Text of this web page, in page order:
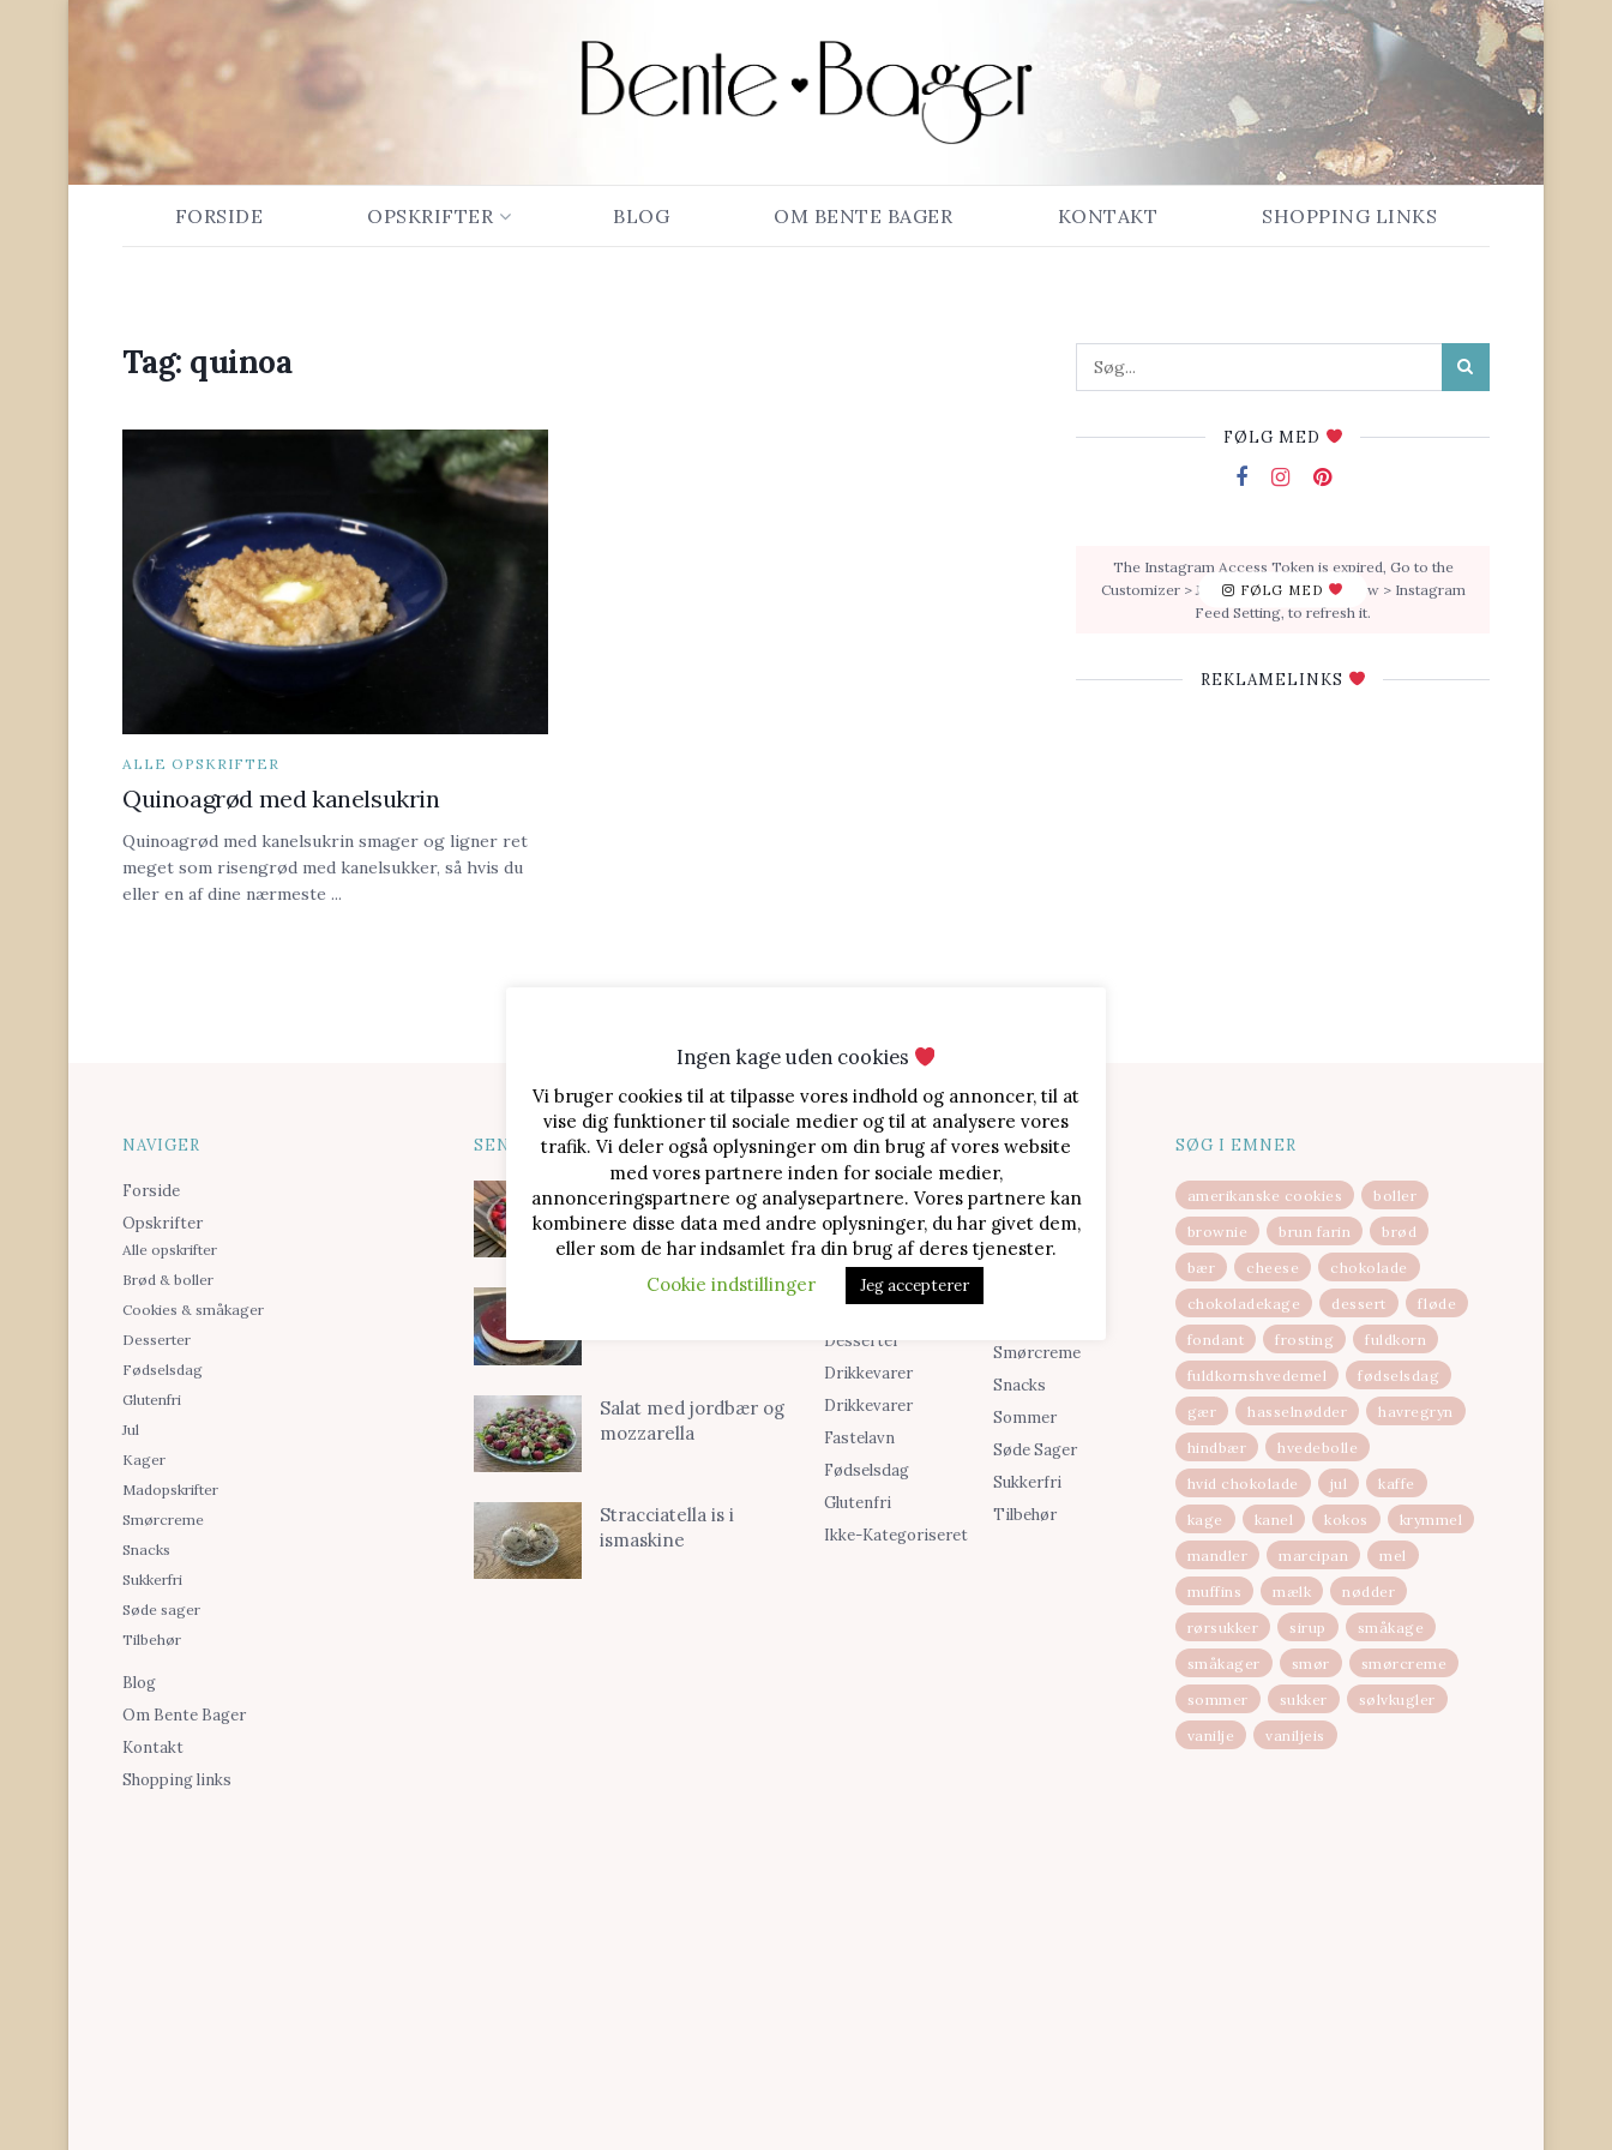
FORSIDE OPSKRIFTER BLOG OM BENTE BAGER KONTAKT SHOPPING LINKS
Tag: quinoa
ALLE OPSKRIFTER
Quinoagrød med kanelsukrin
Quinoagrød med kanelsukrin smager og ligner ret
meget som risengrød med kanelsukker, så hvis du
eller en af dine nærmeste ...
FØLG MED
FØLG MED
The Instagram Access Token is expired, Go to the
Customizer > JNews : Social, Like & View > Instagram
Feed Setting, to refresh it.
REKLAMELINKS
NAVIGER
Forside
Opskrifter
Alle opskrifter
Brød & boller
Cookies & småkager
Desserter
Fødselsdag
Glutenfri
Jul
Kager
Madopskrifter
Smørcreme
Snacks
Sukkerfri
Søde sager
Tilbehør
Blog
Om Bente Bager
Kontakt
Shopping links
SENESTE OPSKRIFTER
Jordbærtærte med
mascarponecreme
Salat med jordbær og
mozzarella
Stracciatella is i
ismaskine
SØG I KATEGORIER
Alle Opskrifter
Blog
Brød & Boller
Cookies &
Småkager
Desserter
Drikkevarer
Drikkevarer
Fastelavn
Fødselsdag
Glutenfri
Ikke-Kategoriseret
Is
Jul
Kager
Smørcreme
Snacks
Sommer
Søde Sager
Sukkerfri
Tilbehør
SØG I EMNER
amerikanske cookies
boller
brownie
brun farin
brød
bær
cheese
chokolade
chokoladekage
dessert
fløde
fondant
frosting
fuldkorn
fuldkornshvedemel
fødselsdag
gær
hasselnødder
havregryn
hindbær
hvedebolle
hvid chokolade
jul
kaffe
kage
kanel kokos
krymmel
mandler
marcipan
mel
muffins
mælk
nødder
rørsukker
sirup
småkage
småkager
smør
smørcreme
sommer
sukker
sølvkugler
vanilje
vaniljeis
Ingen kage uden cookies
Vi bruger cookies til at tilpasse vores indhold og annoncer, til at
vise dig funktioner til sociale medier og til at analysere vores
trafik. Vi deler også oplysninger om din brug af vores website
med vores partnere inden for sociale medier,
annonceringspartnere og analysepartnere. Vores partnere kan
kombinere disse data med andre oplysninger, du har givet dem,
eller som de har indsamlet fra din brug af deres tjenester.
Cookie indstillinger
Jeg accepterer